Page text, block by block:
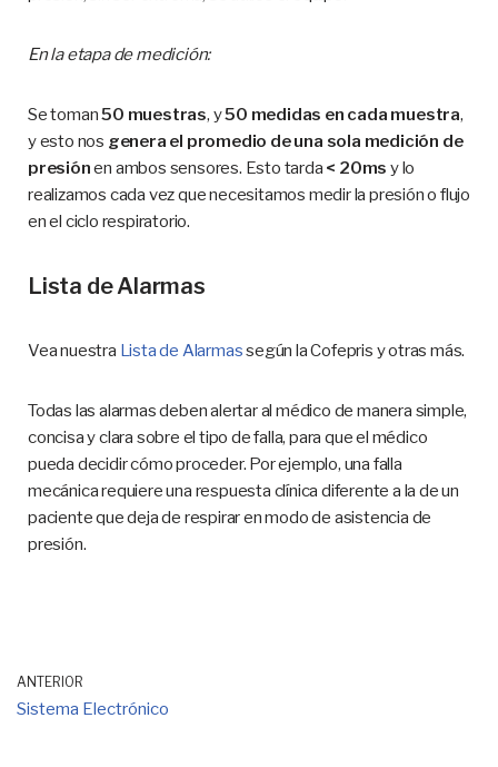
En la etapa de medición:
Se toman50 muestras, y50 medidas en cada muestra,
y esto nos genera el promedio de una sola medición de
presiónen ambos sensores. Esto tarda < 20ms y lo
realizamos cada vez que necesitamos medir la presión o flujo
en el ciclo respiratorio.
Lista de Alarmas
Vea nuestra Lista de Alarmassegún la Cofepris y otras más.
Todas las alarmas deben alertar al médico de manera simple,
concisa y clara sobre el tipo de falla, para que el médico
pueda decidir cómo proceder. Por ejemplo, una falla
mecánica requiere una respuesta clínica diferente a la de un
paciente que deja de respirar en modo de asistencia de
presión.
ANTERIOR
Sistema Electrónico